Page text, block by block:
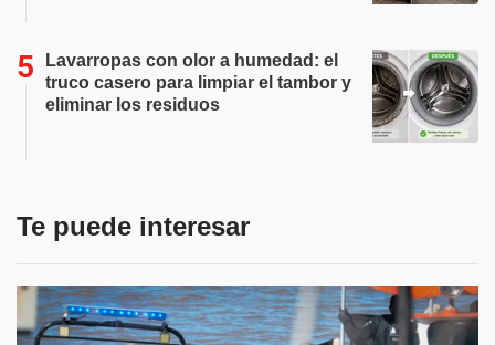
Lavarropas con olor a humedad: el
truco casero para limpiar el tambor y
eliminar los residuos
Te puede interesar